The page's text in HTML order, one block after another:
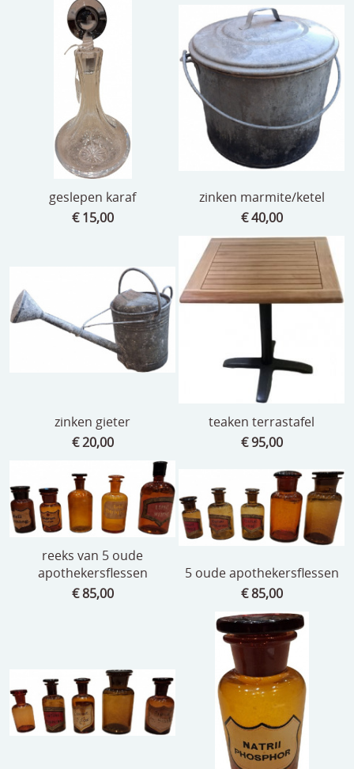
geslepen karaf
€ 15,00
zinken marmite/ketel
€ 40,00
zinken gieter
€ 20,00
teaken terrastafel
€ 95,00
reeks van 5 oude
apothekersflessen
€ 85,00
5 oude apothekersflessen
€ 85,00